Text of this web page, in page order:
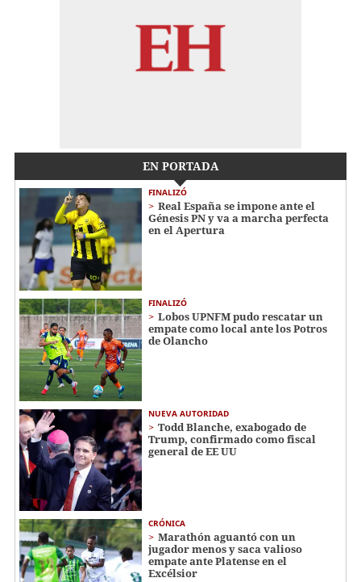
EN PORTADA
FINALIZÓ
Real España se impone ante el
Génesis PN y va a marcha perfecta
en el Apertura
FINALIZÓ
Lobos UPNFM pudo rescatar un
empate como local ante los Potros
de Olancho
NUEVA AUTORIDAD
Todd Blanche, exabogado de
Trump, confirmado como fiscal
general de EE UU
CRÓNICA
Marathón aguantó con un
jugador menos y saca valioso
empate ante Platense en el
Excélsior